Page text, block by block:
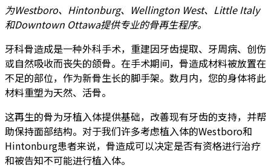
为Westboro、Hintonburg、Wellington West、Little Italy
和Downtown Ottawa提供专业的骨再生程序。
牙科骨造成是一种外科手术，重建因牙齿提取、牙周病、创伤
或自然吸收而丧失的颌骨。在手术期间，骨造成材料被放置在
不足的部位，作为新骨生长的脚手架。数月内，您的身体将此
材料重塑为天然、活骨。
这再生的骨为牙植入体提供基础，改善现有牙齿的支持，并帮
助保持面部结构。对于我们许多考虑植入体的Westboro和
Hintonburg患者来说，骨造成可以决定是否有资格进行治疗
和被告知不可能进行植入体。